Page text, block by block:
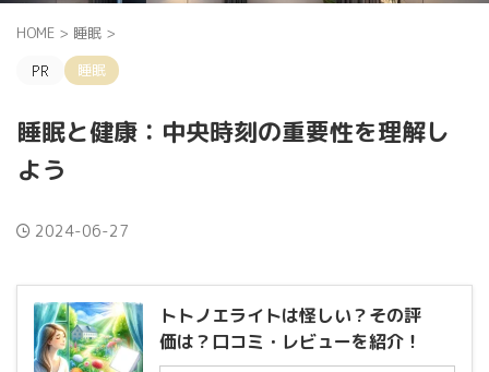
HOME > 睡眠 >
睡眠
睡眠と健康：中央時刻の重要性を理解し
よう
2024-06-27
トトノエライトは怪しい？その評
価は？口コミ・レビューを紹介！